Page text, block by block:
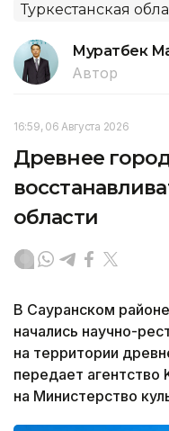
Туркестанская
Муратбек
Автор
16:59, 06 Августа 2026
Древнее
области
В Сауранском
начались научно-
на территории
передает агентство
на Министерство